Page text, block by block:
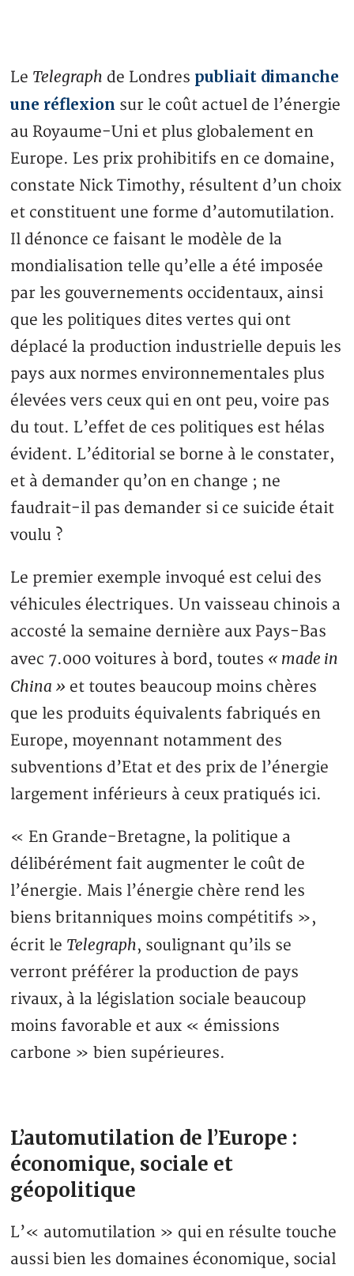
Le Telegraph de Londres publiait dimanche
une réflexion sur le coût actuel de l’énergie
au Royaume-Uni et plus globalement en
Europe. Les prix prohibitifs en ce domaine,
constate Nick Timothy, résultent d’un choix
et constituent une forme d’automutilation.
Il dénonce ce faisant le modèle de la
mondialisation telle qu’elle a été imposée
par les gouvernements occidentaux, ainsi
que les politiques dites vertes qui ont
déplacé la production industrielle depuis les
pays aux normes environnementales plus
élevées vers ceux qui en ont peu, voire pas
du tout. L’effet de ces politiques est hélas
évident. L’éditorial se borne à le constater,
et à demander qu’on en change ; ne
faudrait-il pas demander si ce suicide était
voulu ?
Le premier exemple invoqué est celui des
véhicules électriques. Un vaisseau chinois a
accosté la semaine dernière aux Pays-Bas
avec 7.000 voitures à bord, toutes « made in
China » et toutes beaucoup moins chères
que les produits équivalents fabriqués en
Europe, moyennant notamment des
subventions d’Etat et des prix de l’énergie
largement inférieurs à ceux pratiqués ici.
« En Grande-Bretagne, la politique a
délibérément fait augmenter le coût de
l’énergie. Mais l’énergie chère rend les
biens britanniques moins compétitifs »,
écrit le Telegraph, soulignant qu’ils se
verront préférer la production de pays
rivaux, à la législation sociale beaucoup
moins favorable et aux « émissions
carbone » bien supérieures.
L’automutilation de l’Europe :
économique, sociale et
géopolitique
L’« automutilation » qui en résulte touche
aussi bien les domaines économique, social